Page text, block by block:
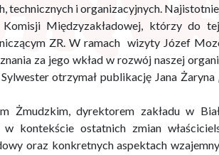
technicznych i organizacyjnych.
Międzyzakładowej, którzy do
ZR. W ramach wizyty Józef
za jego wkład w rozwój naszej
otrzymał publikację Jana Żaryna
Żmudzkim, dyrektorem zakładu w
kontekście ostatnich zmian
oraz konkretnych aspektach